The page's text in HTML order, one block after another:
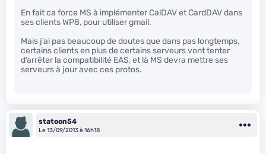
En fait ca force MS à implémenter CalDAV et CardDAV dans
ses clients WP8, pour utiliser gmail.
Mais j’ai pas beaucoup de doutes que dans pas longtemps,
certains clients en plus de certains serveurs vont tenter
d’arrêter la compatibilité EAS, et là MS devra mettre ses
serveurs à jour avec ces protos.
statoon54
Le 13/09/2013 à 16h18